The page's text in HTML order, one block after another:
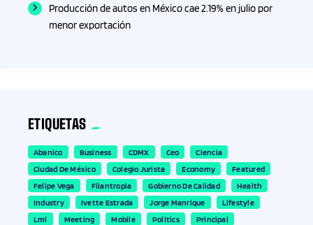
Producción de autos en México cae 2.19% en julio por
menor exportación
ETIQUETAS
Abanico Business CDMX Ceo
Ciencia
Ciudad De México
Colegio Jurista Economy
Featured
Felipe Vega
Filantropia Gobierno De Calidad
Health
Industry
Ivette Estrada Jorge Manrique
Lifestyle
Lml
Meeting Mobile Politics
Principal